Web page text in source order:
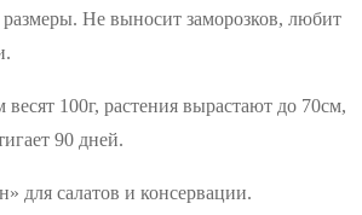
Не выносит заморозков, любит
100г, растения вырастают до 70см,
90 дней.
для салатов и консервации.